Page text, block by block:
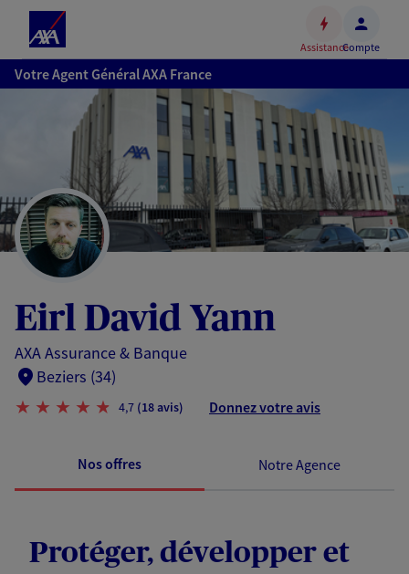
Accéder
au
contenu
principal
Accéder
pied
de
page
AssistanceCompte
Votre Agent Général AXA France
Eirl David Yann
AXA Assurance & Banque
Beziers (34)
4,7 (18 avis) Donnez votre avis
Nos offres Notre Agence
Protéger, développer et